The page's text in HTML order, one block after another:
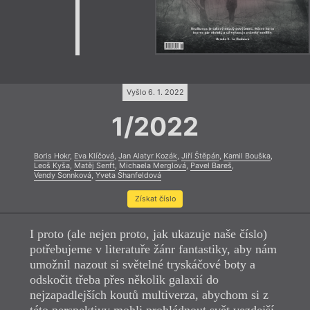
Vyšlo 6. 1. 2022
1/2022
Boris Hokr, Eva Klíčová, Jan Alatyr Kozák, Jiří Štěpán, Kamil Bouška,
Leoš Kyša, Matěj Senft, Michaela Merglová, Pavel Bareš,
Vendy Sonnková, Yveta Shanfeldová
Získat číslo
I proto (ale nejen proto, jak ukazuje naše číslo)
potřebujeme v literatuře žánr fantastiky, aby nám
umožnil nazout si světelné tryskáčové boty a
odskočit třeba přes několik galaxií do
nejzapadlejších koutů multiverza, abychom si z